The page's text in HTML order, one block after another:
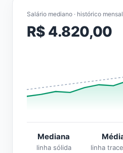
Salário mediano · histórico mensal
R$ 4.820,00
Mediana
linha sólida linha